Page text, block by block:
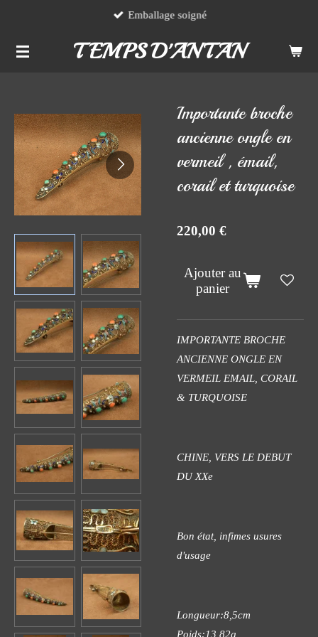
contenu
TEMPS D'ANTAN
Emballage soigné
Importante broche
ancienne ongle en
vermeil , émail,
corail et turquoise
220,00 €
Ajouter au
panier
IMPORTANTE BROCHE
ANCIENNE ONGLE EN
VERMEIL EMAIL, CORAIL
& TURQUOISE
CHINE, VERS LE DEBUT
DU XXe
Bon état, infimes usures
d'usage
Longueur:8,5cm
Poids:13,82g